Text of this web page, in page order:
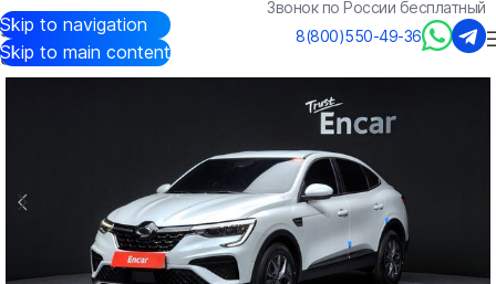
Skip to navigation
Skip to main content
Звонок по России бесплатный
8(800)550-49-36
Авто из Кореи/Каталог Renault-Korea(Samsung)/XM3